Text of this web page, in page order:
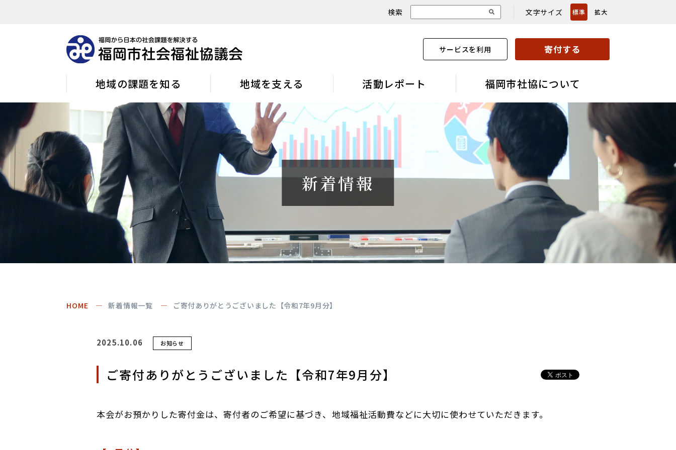
検索 文字サイズ 標準 拡大
サービスを利用 寄付する
地域の課題を知る 地域を支える 活動レポート 福岡市社協について
新着情報
HOME 新着情報一覧 ご寄付ありがとうございました【令和7年9月分】
2025.10.06 お知らせ
ご寄付ありがとうございました【令和7年9月分】
本会がお預かりした寄付金は、寄付者のご希望に基づき、地域福祉活動費などに大切に使わせていただきます。